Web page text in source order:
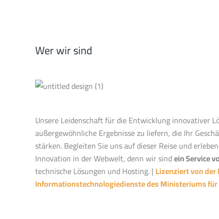
Wer wir sind
Unsere Leidenschaft für die Entwicklung innovativer
außergewöhnliche Ergebnisse zu liefern, die Ihr
stärken. Begleiten Sie uns auf dieser Reise und
Innovation in der Webwelt, denn wir sindein Service
technische Lösungen und Hosting. | Lizenziert von
Informationstechnologiedienste des Ministeriums